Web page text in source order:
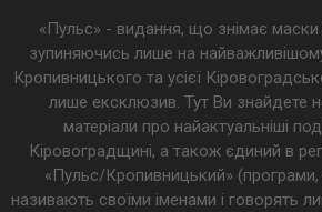
«Пульс» - видання, що знімає маски
зупиняючись лише на
Кропивницького та усієї
лише ексклюзив. Тут Ви знайдете
матеріали про найактуальніші
Кіровоградщині, а також єдиний в
«Пульс/Кропивницький» (програми,
називають своїми іменами і говорять